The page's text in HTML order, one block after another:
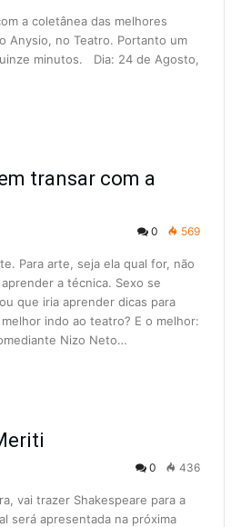
a coletânea das melhores
Anysio, no Teatro. Portanto um
minutos. Dia: 24 de Agosto,
transar com a
0 569
Para arte, seja ela qual for, não
a técnica. Sexo se
que iria aprender dicas para
indo ao teatro? E o melhor:
Nizo Neto…
0 436
vai trazer Shakespeare para a
será apresentada na próxima